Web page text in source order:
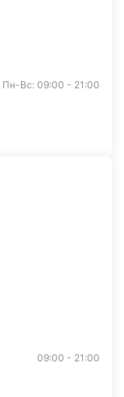
Пн-Вс: 09:00 - 21:00
09:00 - 21:00